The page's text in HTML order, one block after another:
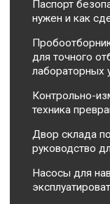
Паспорт
нужен и как
для точного
лабораторных
Контрольно-
техника
Двор склада
руководство
Насосы для